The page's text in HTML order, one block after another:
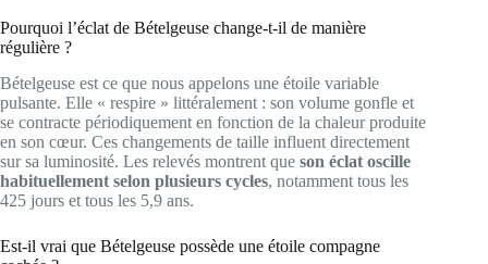
Pourquoi l’éclat de Bételgeuse change-t-il de manière
régulière ?
Bételgeuse est ce que nous appelons une étoile variable
pulsante. Elle « respire » littéralement : son volume gonfle et
se contracte périodiquement en fonction de la chaleur produite
en son cœur. Ces changements de taille influent directement
sur sa luminosité. Les relevés montrent que son éclat oscille
habituellement selon plusieurs cycles, notamment tous les
425 jours et tous les 5,9 ans.
Est-il vrai que Bételgeuse possède une étoile compagne